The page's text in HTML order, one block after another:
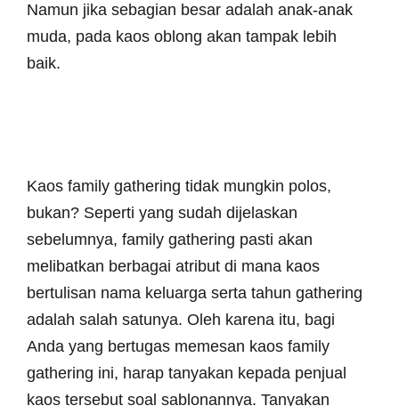
Namun jika sebagian besar adalah anak-anak
muda, pada kaos oblong akan tampak lebih
baik.
Kaos family gathering tidak mungkin polos,
bukan? Seperti yang sudah dijelaskan
sebelumnya, family gathering pasti akan
melibatkan berbagai atribut di mana kaos
bertulisan nama keluarga serta tahun gathering
adalah salah satunya. Oleh karena itu, bagi
Anda yang bertugas memesan kaos family
gathering ini, harap tanyakan kepada penjual
kaos tersebut soal sablonannya. Tanyakan